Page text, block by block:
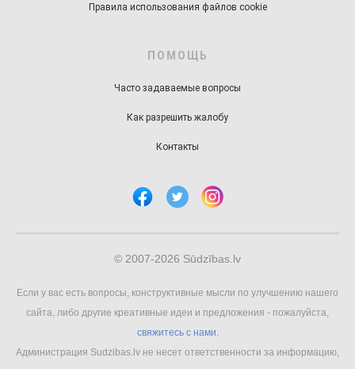
Правила использования файлов cookie
ПОМОЩЬ
Часто задаваемые вопросы
Как разрешить жалобу
Контакты
© 2007-2026 Sūdzības.lv
Если у вас есть вопросы, конструктивные мысли по улучшению нашего
сайта, либо другие креативные идеи и предложения - пожалуйста,
свяжитесь с нами.
Администрация Sudzibas.lv не несет ответственности за информацию,